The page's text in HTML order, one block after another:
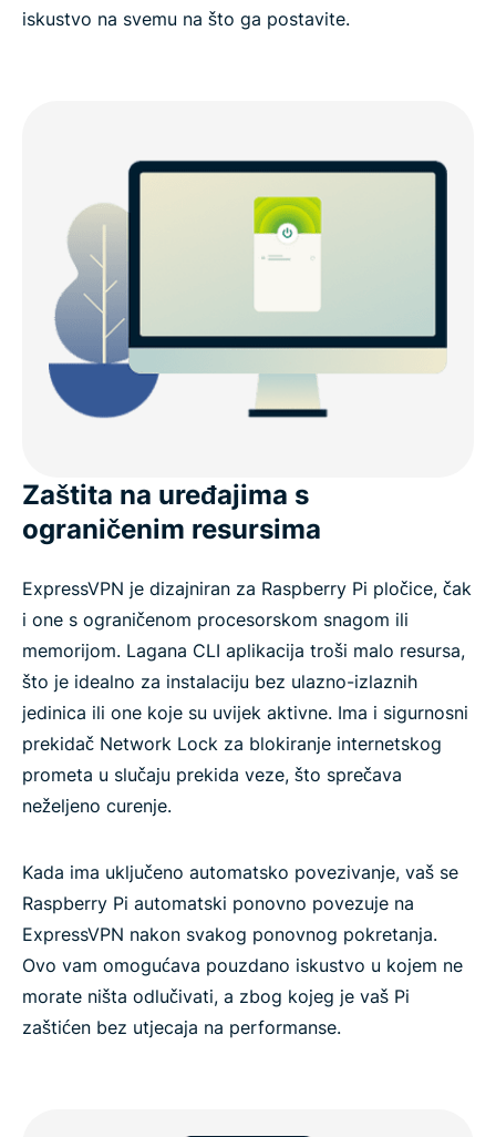
iskustvo na svemu na što ga postavite.
Zaštita na uređajima s
ograničenim resursima
ExpressVPN je dizajniran za Raspberry Pi pločice, čak
i one s ograničenom procesorskom snagom ili
memorijom. Lagana CLI aplikacija troši malo resursa,
što je idealno za instalaciju bez ulazno-izlaznih
jedinica ili one koje su uvijek aktivne. Ima i sigurnosni
prekidač Network Lock za blokiranje internetskog
prometa u slučaju prekida veze, što sprečava
neželjeno curenje.
Kada ima uključeno automatsko povezivanje, vaš se
Raspberry Pi automatski ponovno povezuje na
ExpressVPN nakon svakog ponovnog pokretanja.
Ovo vam omogućava pouzdano iskustvo u kojem ne
morate ništa odlučivati, a zbog kojeg je vaš Pi
zaštićen bez utjecaja na performanse.